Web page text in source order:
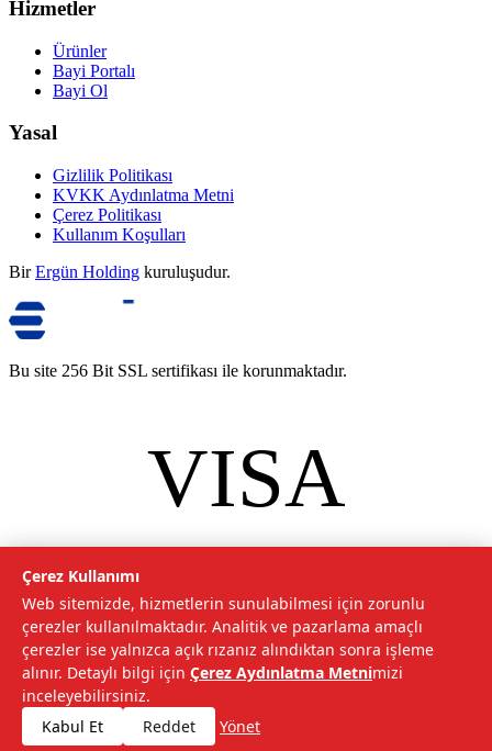
Hizmetler
Ürünler
Bayi Portalı
Bayi Ol
Yasal
Gizlilik Politikası
KVKK Aydınlatma Metni
Çerez Politikası
Kullanım Koşulları
Bir Ergün Holding kuruluşudur.
Bu site 256 Bit SSL sertifikası ile korunmaktadır.
VISA
mastercard
2026Tarımcom Tarım ve Teknoloji A.Ş. Tüm hakları saklıdır.